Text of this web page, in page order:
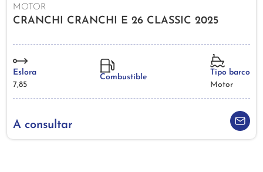
MOTOR
CRANCHI CRANCHI E 26 CLASSIC 2025
Eslora
7,85
Combustible
Tipo barco
Motor
A consultar